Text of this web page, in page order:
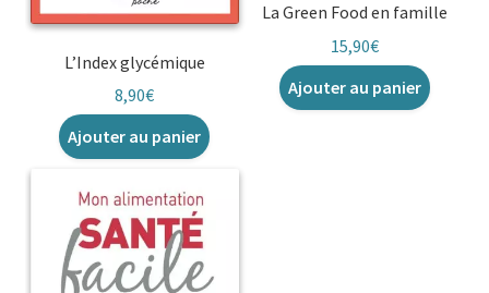
L’Index glycémique
8,90€
Ajouter au panier
La Green Food en famille
15,90€
Ajouter au panier